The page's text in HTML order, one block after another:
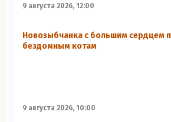
9 августа 2026, 12:00
Новозыбчанка с большим сердцем
бездомным котам
9 августа 2026, 10:00